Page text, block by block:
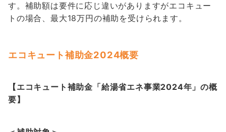
す。補助額は要件に応じ違いがありますがエコキュー
トの場合、最大18万円の補助を受けられます。
エコキュート補助金2024概要
【エコキュート補助金「給湯省エネ事業2024年」の概
要】